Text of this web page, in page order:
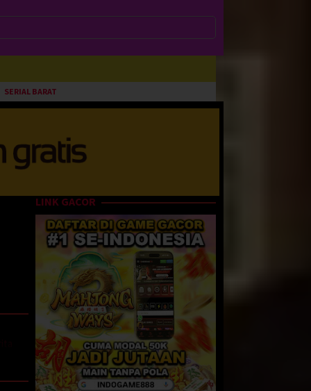
SERIAL BARAT
LINK GACOR